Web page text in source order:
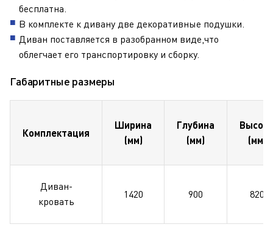
бесплатна.
В комплекте к дивану две декоративные подушки.
Диван поставляется в разобранном виде,что
облегчает его транспортировку и сборку.
Габаритные размеры
Комплектация
Ширина
(мм)
Глубина
(мм)
(мм)
Диван-
кровать
1420 900 820